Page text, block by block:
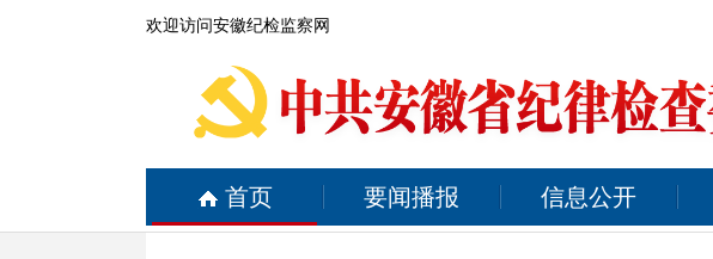
欢迎访问安徽纪检监察网
首页 要闻播报 信息公开